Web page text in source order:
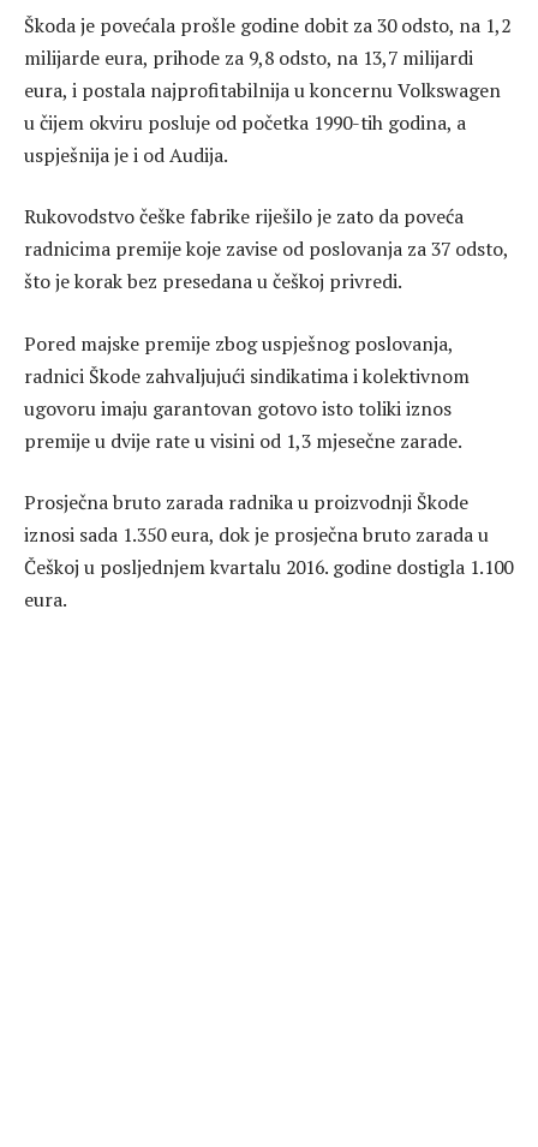
Škoda je povećala prošle godine dobit za 30 odsto, na 1,2
milijarde eura, prihode za 9,8 odsto, na 13,7 milijardi
eura, i postala najprofitabilnija u koncernu Volkswagen
u čijem okviru posluje od početka 1990-tih godina, a
uspješnija je i od Audija.
Rukovodstvo češke fabrike riješilo je zato da poveća
radnicima premije koje zavise od poslovanja za 37 odsto,
što je korak bez presedana u češkoj privredi.
Pored majske premije zbog uspješnog poslovanja,
radnici Škode zahvaljujući sindikatima i kolektivnom
ugovoru imaju garantovan gotovo isto toliki iznos
premije u dvije rate u visini od 1,3 mjesečne zarade.
Prosječna bruto zarada radnika u proizvodnji Škode
iznosi sada 1.350 eura, dok je prosječna bruto zarada u
Češkoj u posljednjem kvartalu 2016. godine dostigla 1.100
eura.